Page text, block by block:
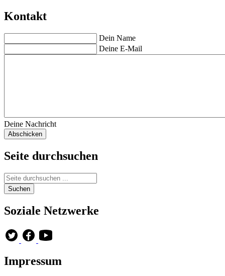
Kontakt
Dein Name
Deine E-Mail
Deine Nachricht
Seite durchsuchen
Soziale Netzwerke
Impressum